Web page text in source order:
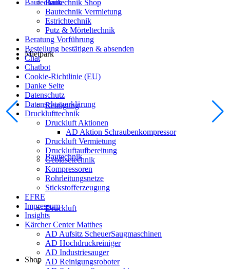
Bautechnik Shop
Mietpark
Reinigung
Bautechnik
Druckluft
Shop
Bautechnik
Bautechnik Vermietung
Estrichtechnik
Putz & Mörteltechnik
Beratung Vorführung
Bestellung bestätigen & absenden
Chat
Chatbot
Cookie-Richtlinie (EU)
Danke Seite
Datenschutz
Datenschutzerklärung
Drucklufttechnik
Druckluft Aktionen
AD Aktion Schraubenkompressor
Druckluft Vermietung
Druckluftaufbereitung
Gebläsetechnik
Kompressoren
Rohrleitungsnetze
Stickstofferzeugung
EFRE
Impressum
Insights
Kärcher Center Matthes
AD Aufsitz ScheuerSaugmaschinen
AD Hochdruckreiniger
AD Industriesauger
AD Reinigungsroboter